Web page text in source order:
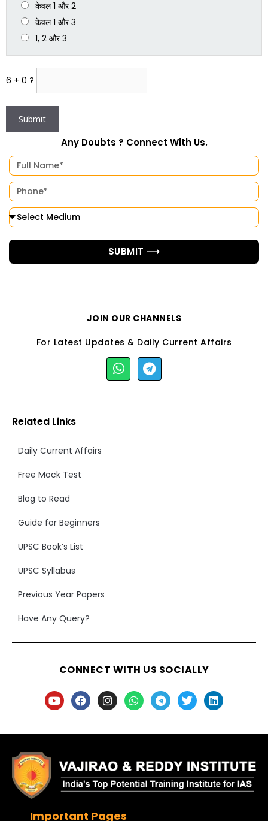
केवल 1 और 2
केवल 1 और 3
1, 2 और 3
6 + 0 ?
Any Doubts ? Connect With Us.
SUBMIT ⟶
JOIN OUR CHANNELS
For Latest Updates & Daily Current Affairs
Related Links
Daily Current Affairs
Free Mock Test
Blog to Read
Guide for Beginners
UPSC Book’s List
UPSC Syllabus
Previous Year Papers
Have Any Query?
CONNECT WITH US SOCIALLY
Important Pages